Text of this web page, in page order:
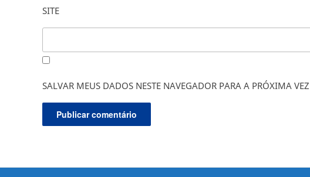
SITE
SALVAR MEUS DADOS NESTE NAVEGADOR PARA A PRÓXIMA